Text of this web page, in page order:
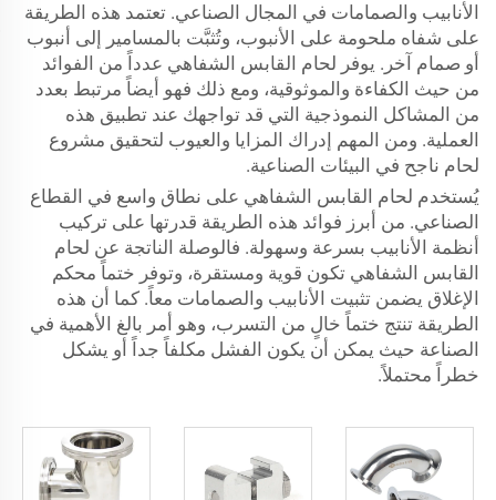
الأنابيب والصمامات في المجال الصناعي. تعتمد هذه الطريقة
على شفاه ملحومة على الأنبوب، وتُثبَّت بالمسامير إلى أنبوب
أو صمام آخر. يوفر لحام القابس الشفاهي عدداً من الفوائد
من حيث الكفاءة والموثوقية، ومع ذلك فهو أيضاً مرتبط بعدد
من المشاكل النموذجية التي قد تواجهك عند تطبيق هذه
العملية. ومن المهم إدراك المزايا والعيوب لتحقيق مشروع
لحام ناجح في البيئات الصناعية.
يُستخدم لحام القابس الشفاهي على نطاق واسع في القطاع
الصناعي. من أبرز فوائد هذه الطريقة قدرتها على تركيب
أنظمة الأنابيب بسرعة وسهولة. فالوصلة الناتجة عن لحام
القابس الشفاهي تكون قوية ومستقرة، وتوفر ختماً محكم
الإغلاق يضمن تثبيت الأنابيب والصمامات معاً. كما أن هذه
الطريقة تنتج ختماً خالٍ من التسرب، وهو أمر بالغ الأهمية في
الصناعة حيث يمكن أن يكون الفشل مكلفاً جداً أو يشكل
خطراً محتملاً.